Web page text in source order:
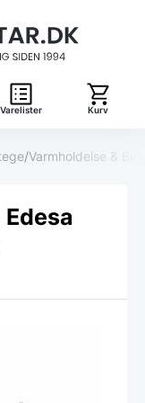
Varelister Kurv
/Varmholdelse &